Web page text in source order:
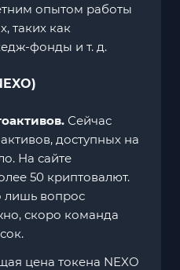
опытом работы
таких как
фонды и т. д.
Сейчас
доступных на
На сайте
50 криптовалют.
лишь вопрос
скоро команда
цена токена NEXO